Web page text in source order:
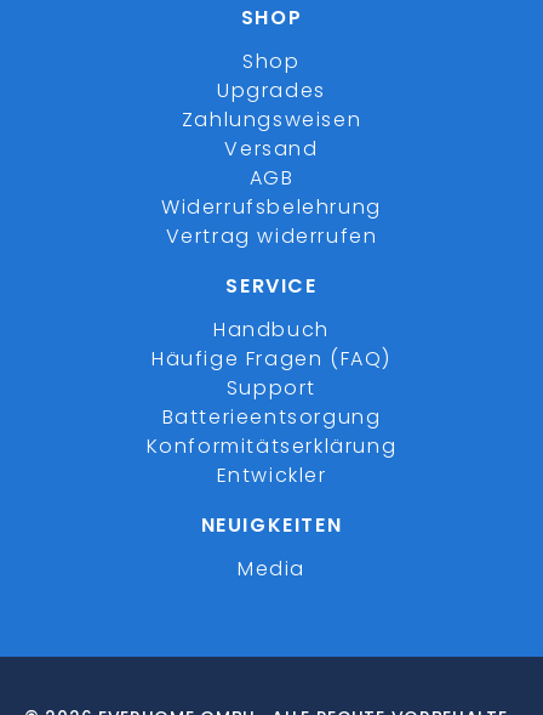
SHOP
Shop
Upgrades
Zahlungsweisen
Versand
AGB
Widerrufsbelehrung
Vertrag widerrufen
SERVICE
Handbuch
Häufige Fragen (FAQ)
Support
Batterieentsorgung
Konformitätserklärung
Entwickler
NEUIGKEITEN
Media